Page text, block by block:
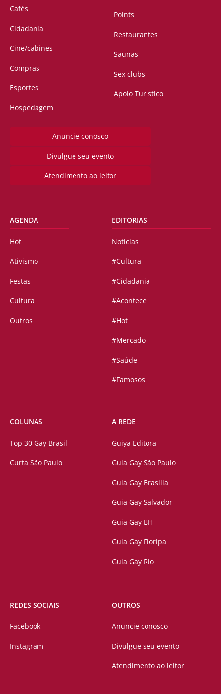
Cafés
Cidadania
Cine/cabines
Compras
Esportes
Hospedagem
Points
Restaurantes
Saunas
Sex clubs
Apoio Turístico
Anuncie conosco
Divulgue seu evento
Atendimento ao leitor
AGENDA
Hot
Ativismo
Festas
Cultura
Outros
EDITORIAS
Notícias
#Cultura
#Cidadania
#Acontece
#Hot
#Mercado
#Saúde
#Famosos
COLUNAS
Top 30 Gay Brasil
Curta São Paulo
A REDE
Guiya Editora
Guia Gay São Paulo
Guia Gay Brasilia
Guia Gay Salvador
Guia Gay BH
Guia Gay Floripa
Guia Gay Rio
REDES SOCIAIS
Facebook
Instagram
OUTROS
Anuncie conosco
Divulgue seu evento
Atendimento ao leitor